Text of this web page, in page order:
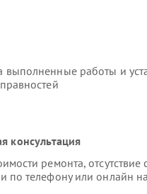
выполненные работы и
консультация
ремонта, отсутствие
по телефону или онлайн